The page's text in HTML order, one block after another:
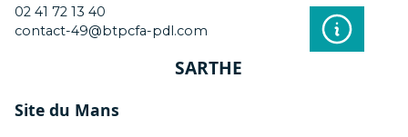
02 41 72 13 40
contact-49@btpcfa-pdl.com
SARTHE
Site du Mans